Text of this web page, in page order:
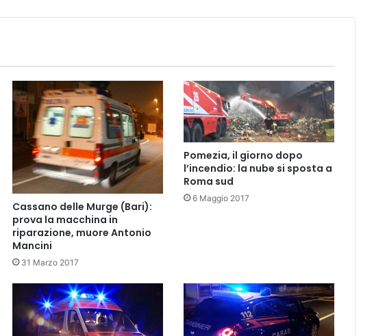
Cassano delle Murge (Bari):
prova la macchina in
riparazione, muore Antonio
Mancini
31 Marzo 2017
Pomezia, il giorno dopo
l’incendio: la nube si sposta a
Roma sud
6 Maggio 2017